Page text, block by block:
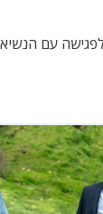
לפגישה עם